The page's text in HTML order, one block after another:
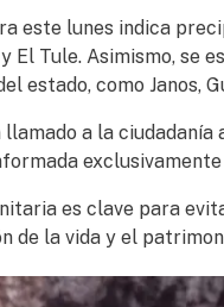
este lunes indica
El Tule. Asimismo, se
estado, como Janos,
a la
es clave para
de la vida y el